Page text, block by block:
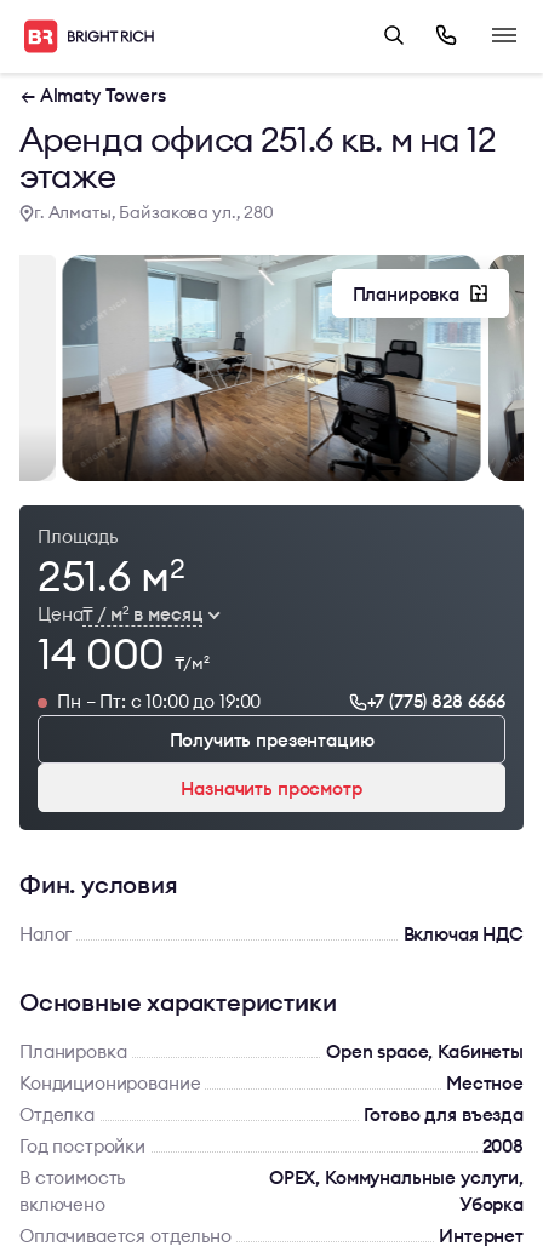
← Almaty Towers
Аренда офиса 251.6 кв. м на 12
этаже
г. Алматы, Байзакова ул., 280
Планировка
Площадь
251.6 м2
Цена₸ / м2в месяц
14 000 ₸/м2
Пн – Пт: с 10:00 до 19:00
+7 (775) 828 6666
Получить презентацию
Назначить просмотр
Фин. условия
Налог Включая НДС
Основные характеристики
Планировка
Open space, Кабинеты
Кондиционирование
Местное
Отделка
Готово для въезда
Год постройки
2008
В стоимость
включено
OPEX, Коммунальные услуги,
Уборка
Оплачивается отдельно
Интернет